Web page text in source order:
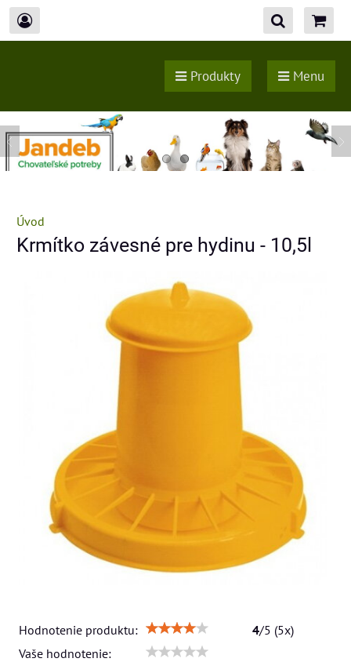
Produkty Menu
Úvod
Krmítko závesné pre hydinu - 10,5l
Hodnotenie produktu: 4/5 (5x)
Vaše hodnotenie: